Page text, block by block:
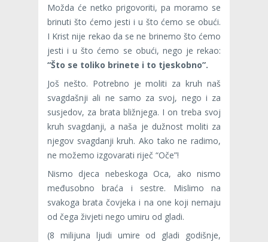
Možda će netko prigovoriti, pa moramo se
brinuti što ćemo jesti i u što ćemo se obući.
I Krist nije rekao da se ne brinemo što ćemo
jesti i u što ćemo se obu­ći, nego je rekao:
“Što se toliko brinete i to tjeskobno”.
Još nešto. Potrebno je moliti za kruh naš
svagdašnji ali ne samo za svoj, nego i za
susjedov, za brata bližnjega. I on treba svoj
kruh svagdanji, a naša je dužnost moliti za
njegov svagdanji kruh. Ako tako ne radimo,
ne možemo izgovarati riječ “Oče”!
Nismo djeca nebeskoga Oca, ako nismo
međusobno braća i sestre. Mislimo na
svakoga brata čovjeka i na one koji nemaju
od čega živjeti nego umiru od gladi.
(8 milijuna ljudi umire od gladi godišnje,